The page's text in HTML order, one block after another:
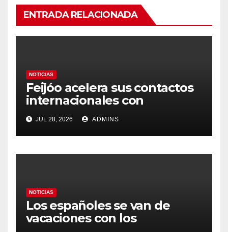
ENTRADA RELACIONADA
NOTICIAS
Feijóo acelera sus contactos
internacionales con
Latinoamérica como socio
prioritario en su agenda de
gobierno
JUL 28, 2026 ADMINS
NOTICIAS
Los españoles se van de
vacaciones con los